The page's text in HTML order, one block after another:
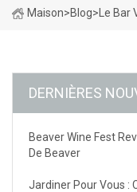
Maison>Blog> Le
DERNIÈRES
Beaver Wine Fest
De Beaver
Jardiner Pour Vous :